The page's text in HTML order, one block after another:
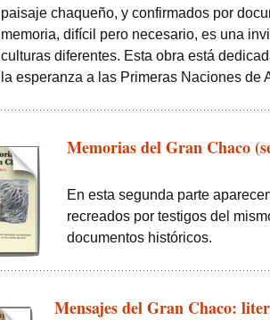
paisaje chaqueño, y confirmados por
memoria, difícil pero necesario, es una
culturas diferentes. Esta obra está
la esperanza a las Primeras Naciones de
Memorias del Gran Chaco
En esta segunda parte
recreados por testigos del
documentos históricos.
Mensajes del Gran Chaco: